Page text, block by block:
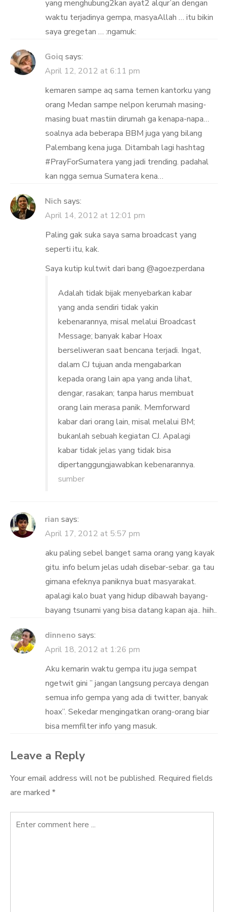
yang menghubung2kan ayat2 alqur’an dengan
waktu terjadinya gempa, masyaAllah … itu bikin
saya gregetan … :ngamuk:
Goiq says:
April 12, 2012 at 6:11 pm
kemaren sampe aq sama temen kantorku yang
orang Medan sampe nelpon kerumah masing-
masing buat mastiin dirumah ga kenapa-napa…
soalnya ada beberapa BBM juga yang bilang
Palembang kena juga. Ditambah lagi hashtag
#PrayForSumatera yang jadi trending. padahal
kan ngga semua Sumatera kena…
Nich says:
April 14, 2012 at 12:01 pm
Paling gak suka saya sama broadcast yang
seperti itu, kak.
Saya kutip kultwit dari bang @agoezperdana
Adalah tidak bijak menyebarkan kabar
yang anda sendiri tidak yakin
kebenarannya, misal melalui Broadcast
Message; banyak kabar Hoax
berseliweran saat bencana terjadi. Ingat,
dalam CJ tujuan anda mengabarkan
kepada orang lain apa yang anda lihat,
dengar, rasakan; tanpa harus membuat
orang lain merasa panik. Memforward
kabar dari orang lain, misal melalui BM;
bukanlah sebuah kegiatan CJ. Apalagi
kabar tidak jelas yang tidak bisa
dipertanggungjawabkan kebenarannya.
sumber
rian says:
April 17, 2012 at 5:57 pm
aku paling sebel banget sama orang yang kayak
gitu. info belum jelas udah disebar-sebar. ga tau
gimana efeknya paniknya buat masyarakat.
apalagi kalo buat yang hidup dibawah bayang-
bayang tsunami yang bisa datang kapan aja.. hiih..
dinneno says:
April 18, 2012 at 1:26 pm
Aku kemarin waktu gempa itu juga sempat
ngetwit gini ” jangan langsung percaya dengan
semua info gempa yang ada di twitter, banyak
hoax”. Sekedar mengingatkan orang-orang biar
bisa memfilter info yang masuk.
Leave a Reply
Your email address will not be published. Required fields
are marked *